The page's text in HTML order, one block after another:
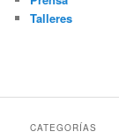
Talleres
CATEGORÍAS